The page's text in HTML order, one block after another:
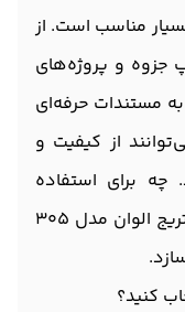
مناسب است. از
جزوه و پروژه‌های
به مستندات حرفه‌ای
از کیفیت و
چه برای استفاده
خانگی و چه برای استفاده تجاری، کارتریج الوان مدل 305